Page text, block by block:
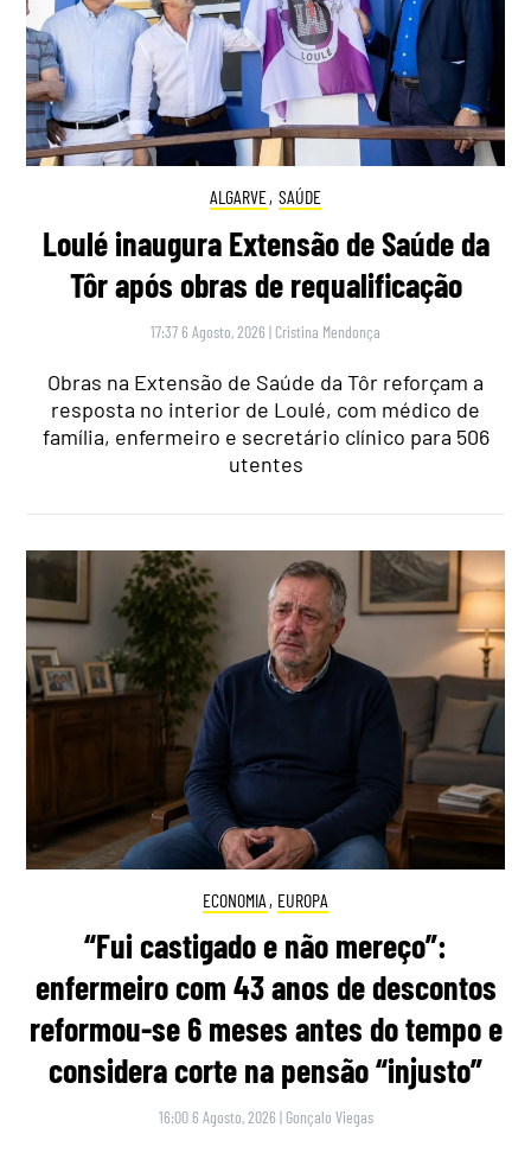
ALGARVE, SAÚDE
Loulé inaugura Extensão de Saúde da
Tôr após obras de requalificação
17:37 6 Agosto, 2026 | Cristina Mendonça
Obras na Extensão de Saúde da Tôr reforçam a
resposta no interior de Loulé, com médico de
família, enfermeiro e secretário clínico para 506
utentes
ECONOMIA , EUROPA
“Fui castigado e não mereço”:
enfermeiro com 43 anos de descontos
reformou-se 6 meses antes do tempo e
considera corte na pensão “injusto”
16:00 6 Agosto, 2026 | Gonçalo Viegas